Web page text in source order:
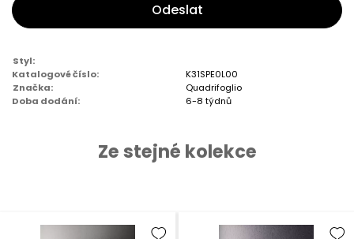
Odeslat
Styl:
Katalogové číslo:
K31SPE0L00
Značka:
Quadrifoglio
Doba dodání:
6-8 týdnů
Ze stejné kolekce